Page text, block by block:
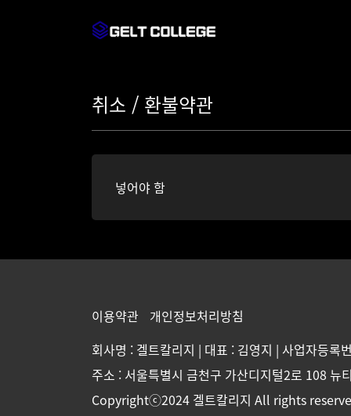
취소 / 환불약관
넣어야 함
이용약관
개인정보처리방침
회사명 : 겔트칼리지 | 대표 : 김영지 | 사업자등록
주소 : 서울특별시 금천구 가산디지털2로 108 뉴
Copyrightⓒ2024 겔트칼리지 All rights